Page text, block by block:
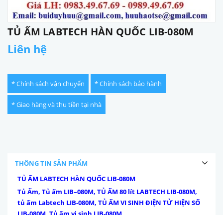
TỦ ẤM LABTECH HÀN QUỐC LIB-080M
Liên hệ
* Chính sách vận chuyển * Chính sách bảo hành
* Giao hàng và thu tiền tại nhà
THÔNG TIN SẢN PHẨM
TỦ ẤM LABTECH HÀN QUỐC LIB-080M
Tủ Ấm, Tủ ấm LIB–080M, TỦ ẤM 80 lít LABTECH LIB-080M,
tủ ấm Labtech LIB-080M, TỦ ẤM VI SINH ĐIỆN TỬ HIỆN SỐ